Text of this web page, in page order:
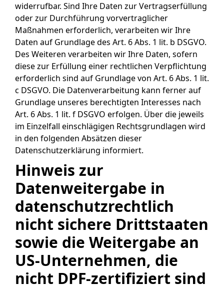
widerrufbar. Sind Ihre Daten zur Vertragserfüllung
oder zur Durchführung vorvertraglicher
Maßnahmen erforderlich, verarbeiten wir Ihre
Daten auf Grundlage des Art. 6 Abs. 1 lit. b DSGVO.
Des Weiteren verarbeiten wir Ihre Daten, sofern
diese zur Erfüllung einer rechtlichen Verpflichtung
erforderlich sind auf Grundlage von Art. 6 Abs. 1 lit.
c DSGVO. Die Datenverarbeitung kann ferner auf
Grundlage unseres berechtigten Interesses nach
Art. 6 Abs. 1 lit. f DSGVO erfolgen. Über die jeweils
im Einzelfall einschlägigen Rechtsgrundlagen wird
in den folgenden Absätzen dieser
Datenschutzerklärung informiert.
Hinweis zur
Datenweitergabe in
datenschutzrechtlich
nicht sichere Drittstaaten
sowie die Weitergabe an
US-Unternehmen, die
nicht DPF-zertifiziert sind